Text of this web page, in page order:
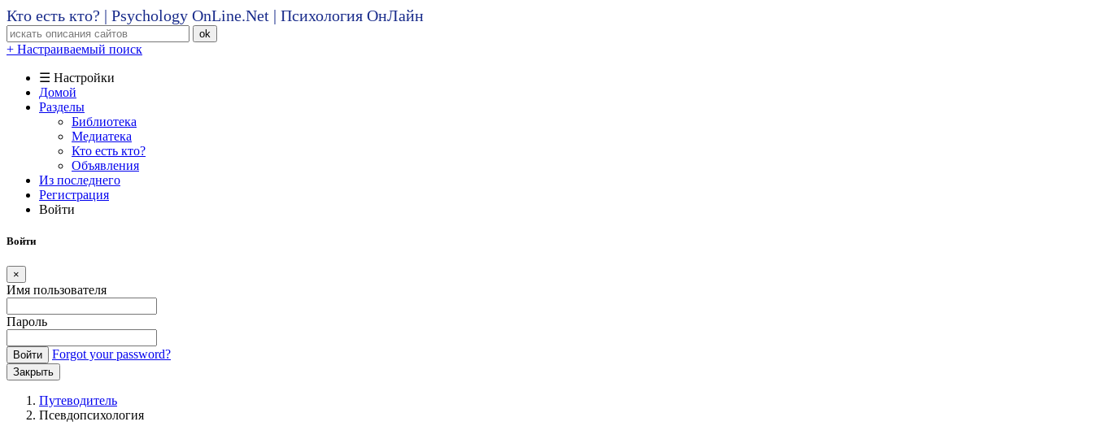
Кто есть кто? | Psychology OnLine.Net | Психология ОнЛайн
ok
+ Настраиваемый поиск
☰ Настройки
Домой
Разделы
Библиотека
Медиатека
Кто есть кто?
Объявления
Из последнего
Регистрация
Войти
Войти
×
Имя пользователя
Пароль
Войти Forgot your password?
Закрыть
Путеводитель
Псевдопсихология